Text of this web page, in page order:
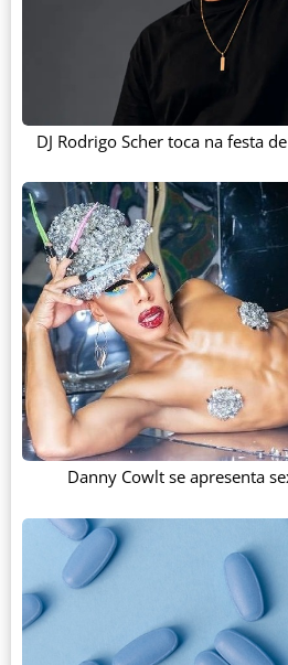
DJ Rodrigo Scher toca na festa
Danny Cowlt se apresenta